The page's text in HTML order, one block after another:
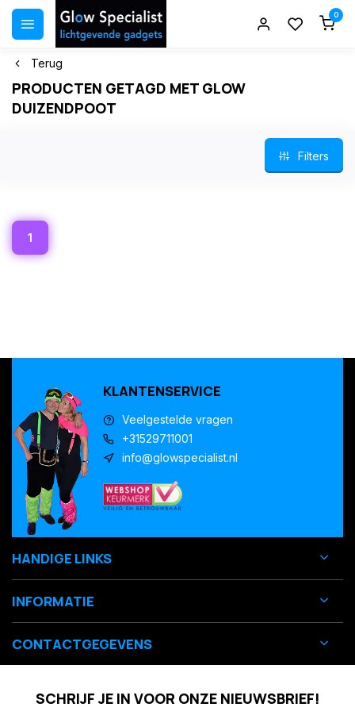
0
Terug
PRODUCTEN GETAGD MET GLOW
DUIZENDPOOT
Filters
1
KLANTENSERVICE
Veelgestelde vragen
+31529711001
info@glowspecialist.nl
HANDIGE LINKS
INFORMATIE
CONTACTGEGEVENS
SCHRIJF JE IN VOOR ONZE NIEUWSBRIEF!